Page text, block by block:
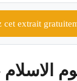
cet extrait